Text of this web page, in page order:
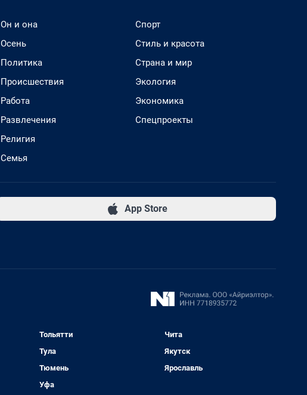
Он и она
Осень
Политика
Происшествия
Работа
Развлечения
Религия
Семья
Спорт
Стиль и красота
Страна и мир
Экология
Экономика
Спецпроекты
App Store
Тольятти
Тула
Тюмень
Уфа
Чита
Якутск
Ярославль